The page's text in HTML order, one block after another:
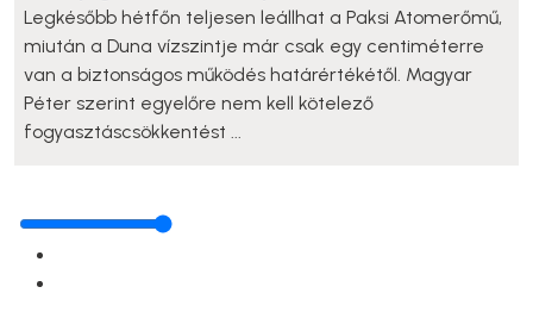
Legkésőbb hétfőn teljesen leállhat a Paksi Atomerőmű,
miután a Duna vízszintje már csak egy centiméterre
van a biztonságos működés határértékétől. Magyar
Péter szerint egyelőre nem kell kötelező
fogyasztáscsökkentést ...